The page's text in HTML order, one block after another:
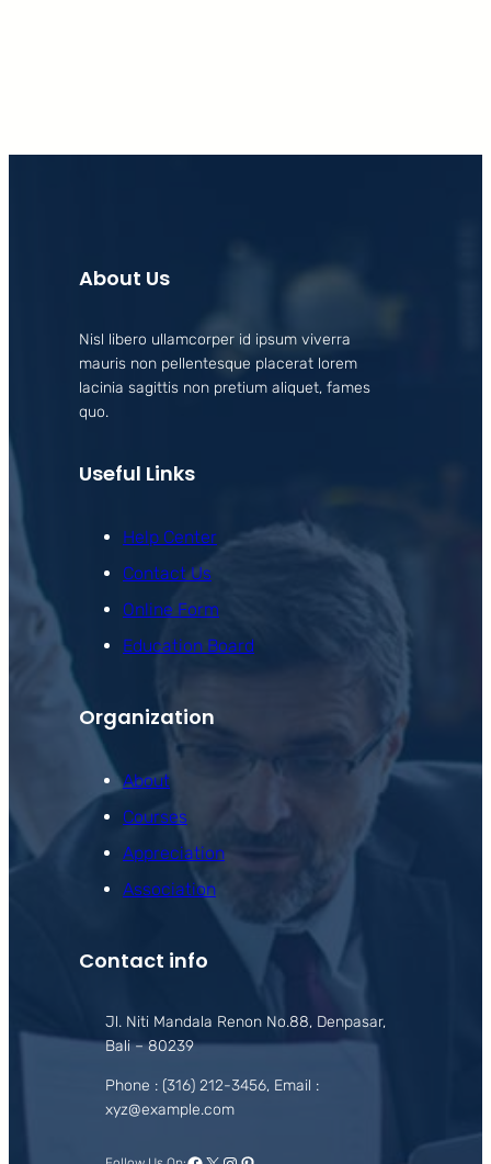
About Us
Nisl libero ullamcorper id ipsum viverra
mauris non pellentesque placerat lorem
lacinia sagittis non pretium aliquet, fames
quo.
Useful Links
Help Center
Contact Us
Online Form
Education Board
Organization
About
Courses
Appreciation
Association
Contact info
Jl. Niti Mandala Renon No.88, Denpasar,
Bali – 80239
Phone : (316) 212-3456, Email :
xyz@example.com